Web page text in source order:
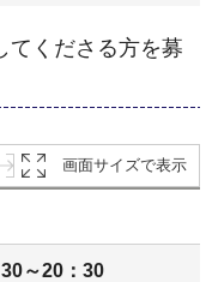
てくださる方を募
画面サイズで表示
～20：30